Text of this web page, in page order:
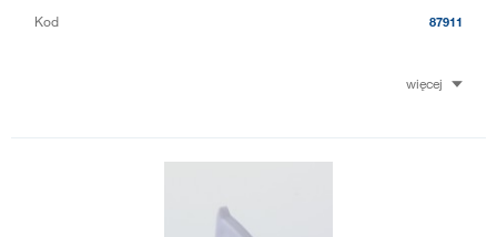
Kod 87911
więcej